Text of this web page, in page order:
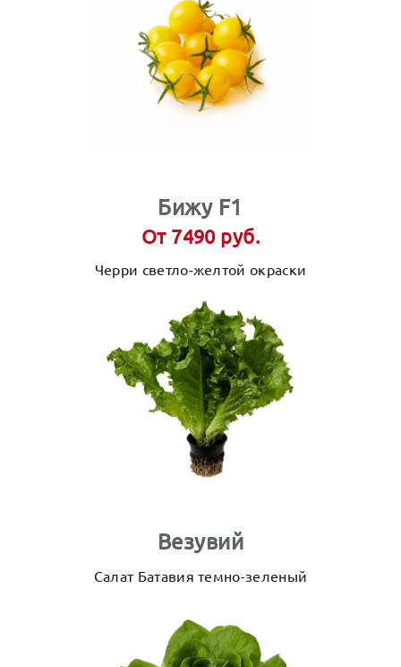
Бижу F1
От 7490 руб.
Черри светло-желтой окраски
Везувий
Салат Батавия темно-зеленый